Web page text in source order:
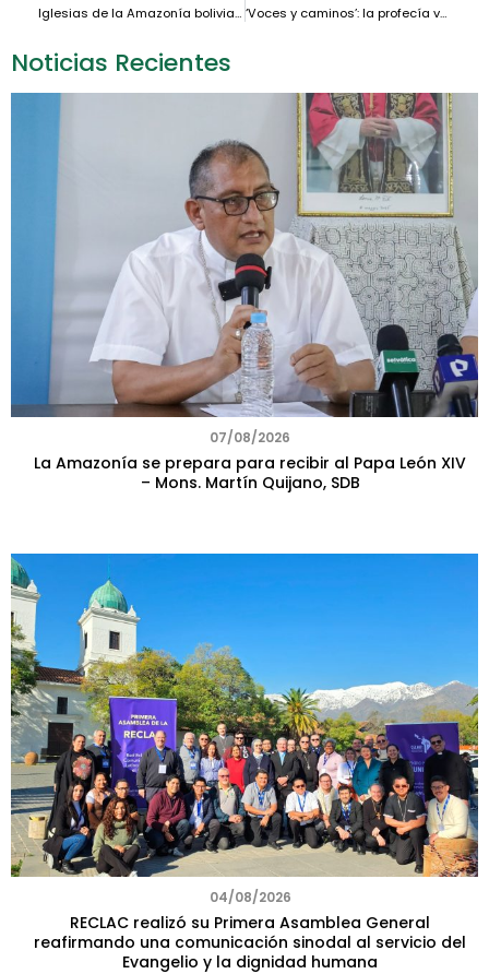
Noticias Recientes
07/08/2026
La Amazonía se prepara para recibir al Papa León XIV
– Mons. Martín Quijano, SDB
04/08/2026
RECLAC realizó su Primera Asamblea General
reafirmando una comunicación sinodal al servicio del
Evangelio y la dignidad humana
Iglesias de la Amazonía boliviana fortalecen la comunión y la misión en encuentro de hermandad ‘Voces y caminos’: la profecía vocacional que brota en el suelo de la Amazonía